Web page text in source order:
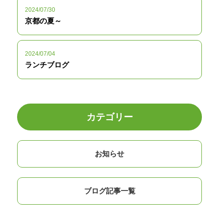
2024/07/30
京都の夏～
2024/07/04
ランチブログ
カテゴリー
お知らせ
ブログ記事一覧